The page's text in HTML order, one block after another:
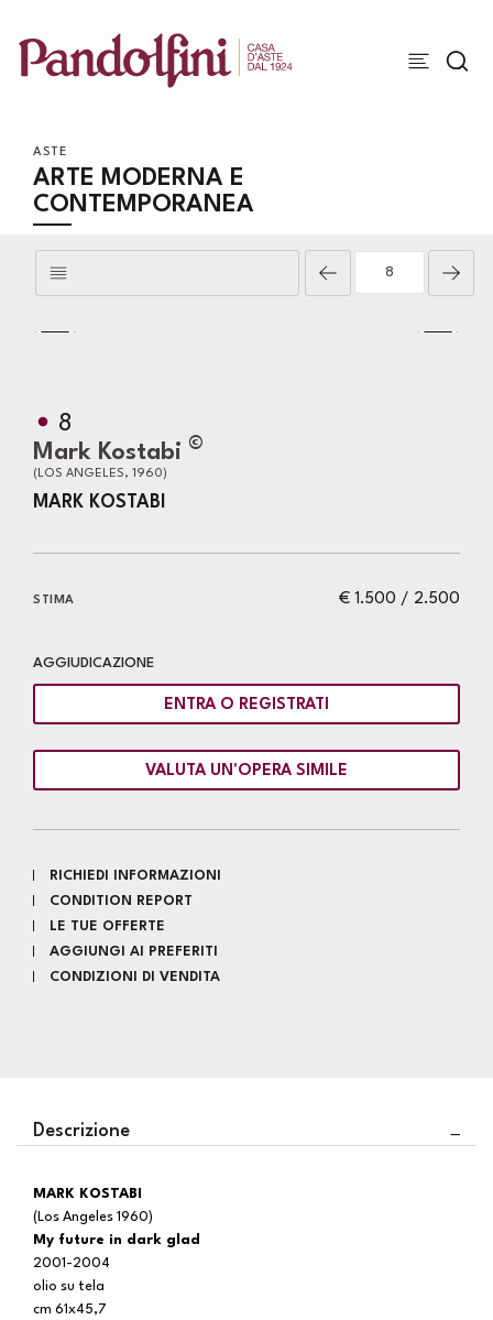
ASTE
ARTE MODERNA E
CONTEMPORANEA
8
Mark Kostabi ©
(LOS ANGELES, 1960)
MARK KOSTABI
€ 1.500 / 2.500
STIMA
AGGIUDICAZIONE
ENTRA O REGISTRATI
VALUTA UN'OPERA SIMILE
RICHIEDI INFORMAZIONI
CONDITION REPORT
LE TUE OFFERTE
AGGIUNGI AI PREFERITI
CONDIZIONI DI VENDITA
Descrizione
MARK KOSTABI
(Los Angeles 1960)
My future in dark glad
2001-2004
olio su tela
cm 61x45,7